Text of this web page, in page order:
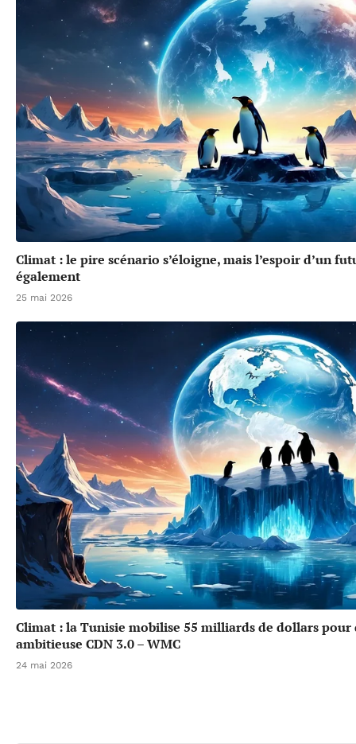
Climat : le pire scénario s’éloigne, mais l’espoir d’un
également
25 mai 2026
Climat : la Tunisie mobilise 55 milliards de dollars pour
ambitieuse CDN 3.0 – WMC
24 mai 2026